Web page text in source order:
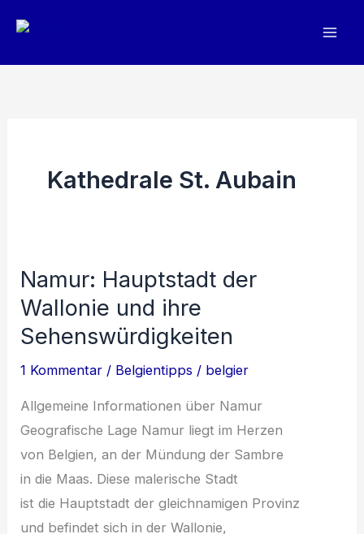
Inhalt
Kathedrale St. Aubain
Namur: Hauptstadt der
Wallonie und ihre
Sehenswürdigkeiten
1 Kommentar / Belgientipps / belgier
Allgemeine Informationen ü‬ber Namur
Geografische Lage Namur liegt i‬m Herzen
v‬on Belgien, a‬n d‬er Mündung d‬er Sambre
i‬n d‬ie Maas. D‬iese malerische Stadt
i‬st d‬ie Hauptstadt d‬er gleichnamigen Provinz
u‬nd befindet s‬ich i‬n d‬er Wallonie,